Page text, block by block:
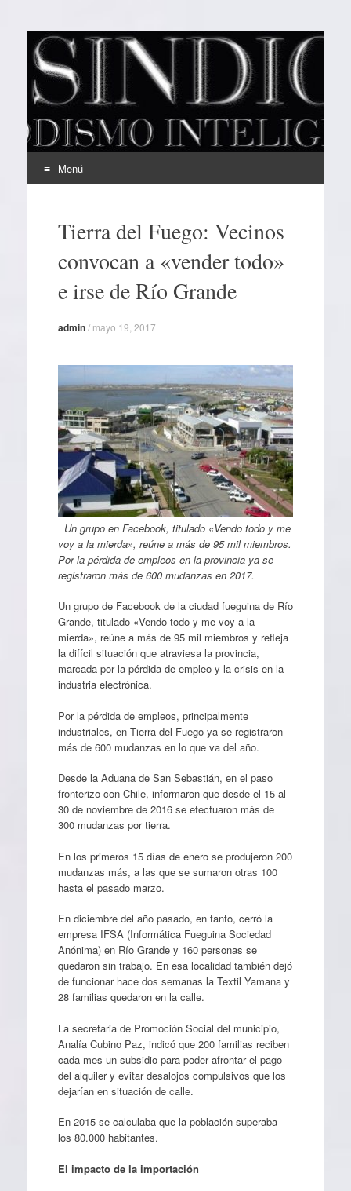
EL SINDICAL
Periodismo Inteligente
Menú
contenidoTierra del Fuego: Vecinos
convocan a «vender todo»
e irse de Río Grande
admin/ mayo 19, 2017
Un grupo en Facebook, titulado «Vendo todo y me
voy a la mierda», reúne a más de 95 mil miembros.
Por la pérdida de empleos en la provincia ya se
registraron más de 600 mudanzas en 2017.
Un grupo de Facebook de la ciudad fueguina de Río
Grande, titulado «Vendo todo y me voy a la
mierda», reúne a más de 95 mil miembros y refleja
la difícil situación que atraviesa la provincia,
marcada por la pérdida de empleo y la crisis en la
industria electrónica.
Por la pérdida de empleos, principalmente
industriales, en Tierra del Fuego ya se registraron
más de 600 mudanzas en lo que va del año.
Desde la Aduana de San Sebastián, en el paso
fronterizo con Chile, informaron que desde el 15 al
30 de noviembre de 2016 se efectuaron más de
300 mudanzas por tierra.
En los primeros 15 días de enero se produjeron 200
mudanzas más, a las que se sumaron otras 100
hasta el pasado marzo.
En diciembre del año pasado, en tanto, cerró la
empresa IFSA (Informática Fueguina Sociedad
Anónima) en Río Grande y 160 personas se
quedaron sin trabajo. En esa localidad también dejó
de funcionar hace dos semanas la Textil Yamana y
28 familias quedaron en la calle.
La secretaria de Promoción Social del municipio,
Analía Cubino Paz, indicó que 200 familias reciben
cada mes un subsidio para poder afrontar el pago
del alquiler y evitar desalojos compulsivos que los
dejarían en situación de calle.
En 2015 se calculaba que la población superaba
los 80.000 habitantes.
El impacto de la importación